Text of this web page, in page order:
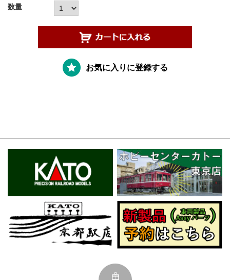
数量
お気に入りに登録する